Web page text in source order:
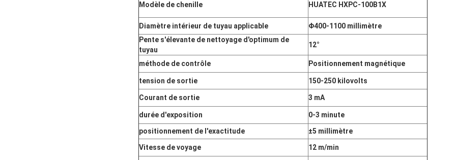
Modèle de chenille HUATEC HXPC-100B1X
Diamètre intérieur de tuyau applicable
Φ400-1100 millimètre
Pente s'élevante de nettoyage d'optimum de
tuyau
12°
méthode de contrôle Positionnement magnétique
tension de sortie 150-250 kilovolts
Courant de sortie 3 mA
durée d'exposition
0-3 minute
positionnement de l'exactitude
±5 millimètre
Vitesse de voyage
12 m/min